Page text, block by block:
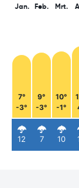
Jan.
7°
-3°
12
Feb.
9°
-3°
7
Mrt.
10°
-1°
10